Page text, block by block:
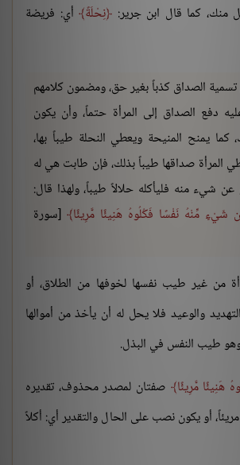
كما قال ابن جرير: نِحْلَةً أي: فريضة
تسمية الصداق كذباً بغير حق، ومضمون كلامهم
دفع الصداق إلى المرأة حتماً، وأن يكون
يمنح المنيحة ويعطي النحلة طيباً بها،
صداقها طيباً بذلك، فإن طابت هي له
عن شيء منه فليأكله حلالاً طيباً، ولهذا قال:
مِّنْهُ نَفْسًا فَكُلُوهُ هَنِيئًا مَّرِيئًا [سورة
من غير طيب نفسها لخوفها من الطلاق، أو
والوعيد فلا يحل له أن يأخذ من أموالها
وهو طيب النفس في البذل.
هَنِيئًا مَّرِيئًا صفتان لمصدر محذوف، تقديره
أو يكون نصب على الحال والتقدير أي: أكلاً